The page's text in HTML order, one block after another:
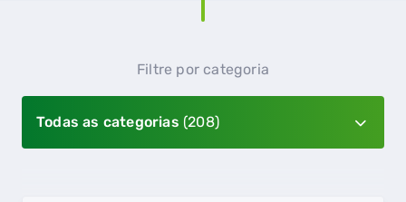
Todas as categorias (208)
Filtre por categoria